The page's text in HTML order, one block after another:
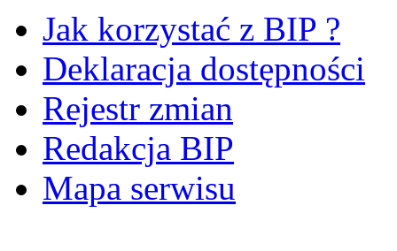
Jak korzystać z BIP ?
Deklaracja dostępności
Rejestr zmian
Redakcja BIP
Mapa serwisu